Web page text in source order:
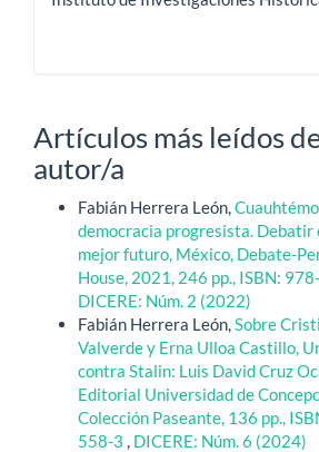
Artículos más leídos
autor/a
Fabián Herrera León,
democracia progresista. Debatir
mejor futuro, México, Debate-
House, 2021, 246 pp., ISBN:
DICERE: Núm. 2 (2022)
Fabián Herrera León,Sobre
Valverde y Erna Ulloa Castillo,
contra Stalin: Luis David Cruz
Editorial Universidad de
Colección Paseante, 136 pp.,
558-3 , DICERE: Núm. 6 (2024)